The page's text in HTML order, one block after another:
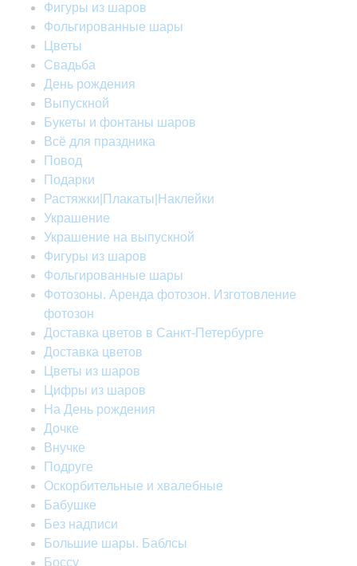
Фигуры из шаров
Фольгированные шары
Цветы
Свадьба
День рождения
Выпускной
Букеты и фонтаны шаров
Всё для праздника
Повод
Подарки
Растяжки|Плакаты|Наклейки
Украшение
Украшение на выпускной
Фигуры из шаров
Фольгированные шары
Фотозоны. Аренда фотозон. Изготовление
фотозон
Доставка цветов в Санкт-Петербурге
Доставка цветов
Цветы из шаров
Цифры из шаров
На День рождения
Дочке
Внучке
Подруге
Оскорбительные и хвалебные
Бабушке
Без надписи
Большие шары. Баблсы
Боссу